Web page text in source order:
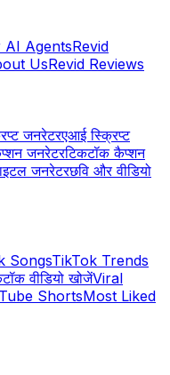
AI AgentsRevid
UsRevid Reviews
जनरेटरएआई स्क्रिप्ट
जनरेटरटिकटॉक कैप्शन
जनरेटरछवि और वीडियो
SongsTikTok Trends
वीडियो खोजेंViral
ShortsMost Liked